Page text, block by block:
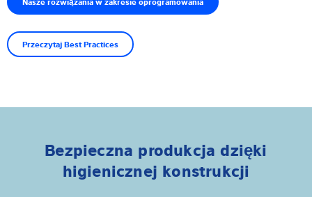
Przeczytaj Best Practices
Bezpieczna produkcja dzięki
higienicznej konstrukcji